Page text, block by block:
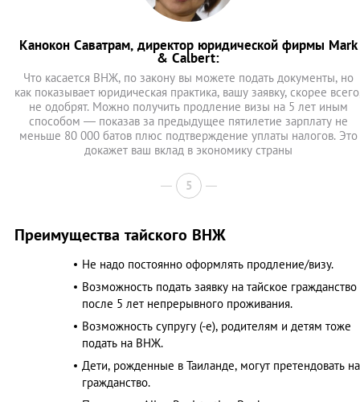
Канокон Саватрам, директор юридической фирмы Mark
& Calbert:
Что касается ВНЖ, по закону вы можете подать документы, но
как показывает юридическая практика, вашу заявку, скорее
не одобрят. Можно получить продление визы на 5 лет иным
способом — показав за предыдущее пятилетие зарплату не
меньше 80 000 батов плюс подтверждение уплаты налогов. Это
докажет ваш вклад в экономику страны
5
Преимущества тайского ВНЖ
Не надо постоянно оформлять продление/визу.
Возможность подать заявку на тайское гражданство
после 5 лет непрерывного проживания.
Возможность супругу (-е), родителям и детям тоже
подать на ВНЖ.
Дети, рожденные в Таиланде, могут претендовать на
гражданство.